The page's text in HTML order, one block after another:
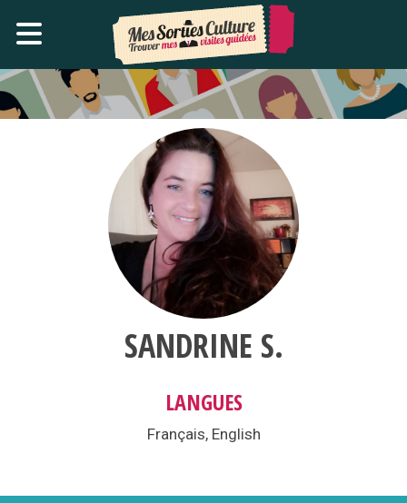
SANDRINE S.
LANGUES
Français, English